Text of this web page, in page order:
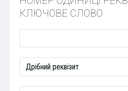
КЛЮЧОВЕ СЛОВО